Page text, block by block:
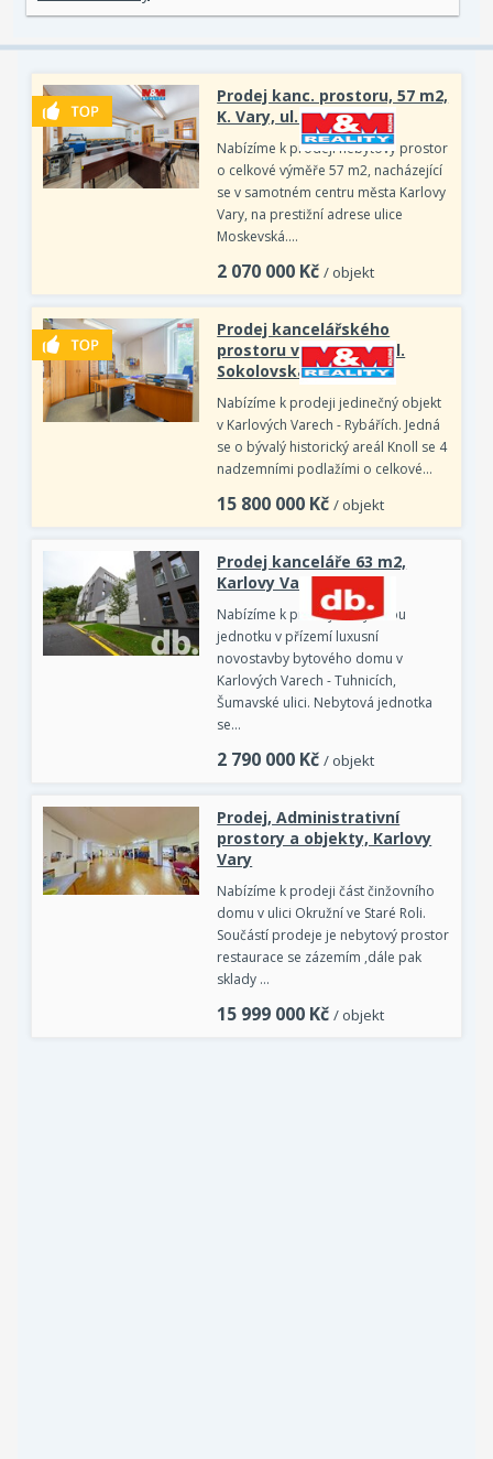
Prodej kanc. prostoru, 57 m2,
K. Vary, ul. Moskevská
Nabízíme k prodeji nebytový prostor
o celkové výměře 57 m2, nacházející
se v samotném centru města Karlovy
Vary, na prestižní adrese ulice
Moskevská.…
2 070 000 Kč / objekt
Prodej kancelářského
prostoru v K. Varech, ul.
Sokolovská
Nabízíme k prodeji jedinečný objekt
v Karlových Varech - Rybářích. Jedná
se o bývalý historický areál Knoll se 4
nadzemními podlažími o celkové…
15 800 000 Kč / objekt
Prodej kanceláře 63 m2,
Karlovy Vary
Nabízíme k prodeji nebytovou
jednotku v přízemí luxusní
novostavby bytového domu v
Karlových Varech - Tuhnicích,
Šumavské ulici. Nebytová jednotka
se…
2 790 000 Kč / objekt
Prodej, Administrativní
prostory a objekty, Karlovy
Vary
Nabízíme k prodeji část činžovního
domu v ulici Okružní ve Staré Roli.
Součástí prodeje je nebytový prostor
restaurace se zázemím ,dále pak
sklady …
15 999 000 Kč / objekt